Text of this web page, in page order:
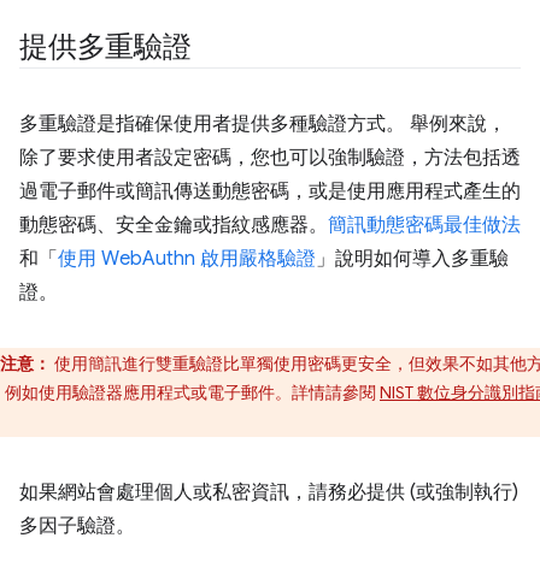
提供多重驗證
多重驗證是指確保使用者提供多種驗證方式。 舉例來說，
除了要求使用者設定密碼，您也可以強制驗證，方法包括透
過電子郵件或簡訊傳送動態密碼，或是使用應用程式產生的
動態密碼、安全金鑰或指紋感應器。 簡訊動態密碼最佳做法
和「 使用 WebAuthn 啟用嚴格驗證」說明如何導入多重驗
證。
注意： 使用簡訊進行雙重驗證比單獨使用密碼更安全，但效果不如其他
例如使用驗證器應用程式或電子郵件。詳情請參閱 NIST 數位身分識別
如果網站會處理個人或私密資訊，請務必提供 (或強制執行)
多因子驗證。